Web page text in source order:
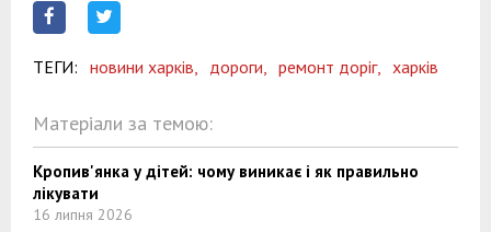
ТЕГИ: новини харків, дороги, ремонт доріг, харків
Матеріали за темою:
Кропив'янка у дітей: чому виникає і як правильно
лікувати
16 липня 2026